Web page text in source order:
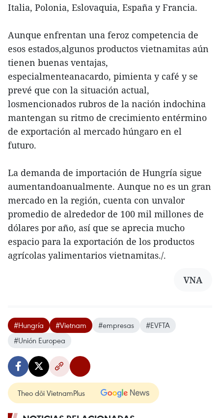
Italia, Polonia, Eslovaquia, España y Francia.
Aunque enfrentan una feroz competencia de
esos estados,algunos productos vietnamitas aún
tienen buenas ventajas,
especialmenteanacardo, pimienta y café y se
prevé que con la situación actual,
losmencionados rubros de la nación indochina
mantengan su ritmo de crecimiento entérmino
de exportación al mercado húngaro en el
futuro.
La demanda de importación de Hungría sigue
aumentandoanualmente. Aunque no es un gran
mercado en la región, cuenta con unvalor
promedio de alrededor de 100 mil millones de
dólares por año, así que se aprecia mucho
espacio para la exportación de los productos
agrícolas yalimentarios vietnamitas./.
VNA
#Hungría #Vietnam #empresas
#EVFTA
#Unión Europea
Theo dõi VietnamPlus